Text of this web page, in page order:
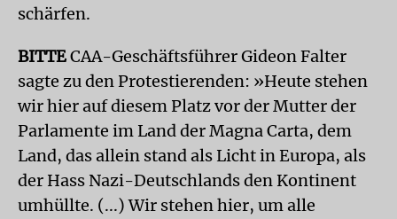
schärfen.
BITTECAA-Geschäftsführer Gideon Falter
sagte zu den Protestierenden: »Heute stehen
wir hier auf diesem Platz vor der Mutter der
Parlamente im Land der Magna Carta, dem
Land, das allein stand als Licht in Europa, als
der Hass Nazi-Deutschlands den Kontinent
umhüllte. (...) Wir stehen hier, um alle